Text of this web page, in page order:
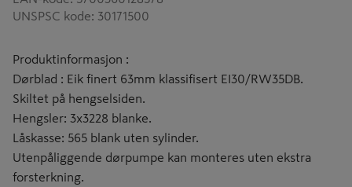
UNSPSC kode: 30171500
Produktinformasjon :
Dørblad : Eik finert 63mm klassifisert EI30/RW35DB.
Skiltet på hengselsiden.
Hengsler: 3x3228 blanke.
Låskasse: 565 blank uten sylinder.
Utenpåliggende dørpumpe kan monteres uten ekstra
forsterkning.